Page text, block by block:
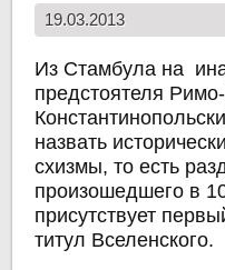
19.03.2013
Из Стамбула на
предстоятеля
назвать
схизмы, то есть
произошедшего в
присутствует
титул Вселенского.